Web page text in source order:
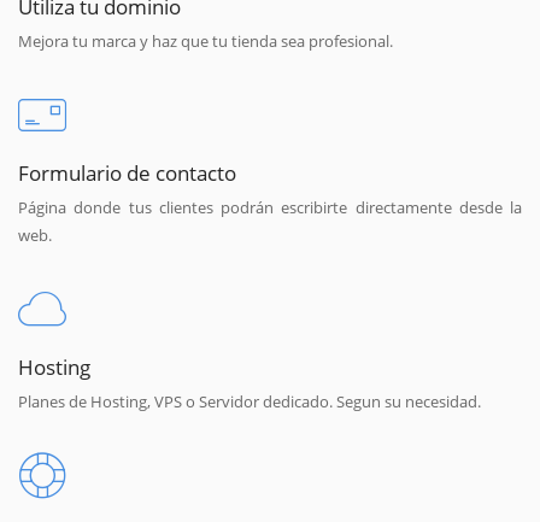
Utiliza tu dominio
Mejora tu marca y haz que tu tienda sea profesional.
Formulario de contacto
Página donde tus clientes podrán escribirte directamente desde la
web.
Hosting
Planes de Hosting, VPS o Servidor dedicado. Segun su necesidad.